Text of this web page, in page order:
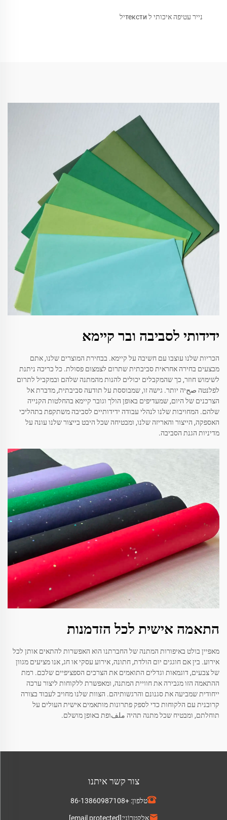
נייר עטיפה איכותי ל текстиיל
ידידותי לסביבה ובר קיימא
הכריות שלנו עוצבו עם חשיבה על קיימא. בבחירת המוצרים שלנו, אתם
מבצעים בחירה אחראית סביבתית שתרום לצמצום פסולת. כל כריכה ניתנת
לשימוש חוזר, כך שהמקבלים יכולים להנות מהמתנה שלהם ובמקביל לתרום
לפלנטה صحיה יותר. גישה זו, שמבוססת על תודעה סביבתית, מדברת אל
הצרכנים של היום, שמעדיפים באופן הולך וגובר קיימא בהחלטות הקנייה
שלהם. המחויבות שלנו לנהלי עבודה ידידותיים לסביבה משתקפת בתהליכי
האספקה, הייצור והאריזה שלנו, ומבטיחה שכל היבט בייצור שלנו עונה על
מדיניות הגנת הסביבה.
התאמה אישית לכל הזדמנות
מאפיין בולט באיפורות המתנה של החברתנו הוא האפשרות להתאים אותן לכל
אירוע. בין אם חוגגים יום הולדת, חתונה, אירוע עסקי או חג, אנו מציעים מגוון
של צבעים, דוגמאות וגדלים התואמים את הצרכים הספציפיים שלכם. רמת
ההתאמה הזו מגבירה את חוויית המתנה, ומאפשרת ללקוחות ליצור ערכה
ייחודית שמביעה את סגנונם והרגשותיהם. הצוות שלנו מחויב לעבוד בצורה
קרובנית עם הלקוחות כדי לספק פתרונות מותאמים אישית העולים על
תוחלתם, ומבטיח שכל מתנה תהיה ملفופת באופן מושלם.
צור קשר איתנו
טלפון: +86-13860987108
אֶלֶקטרוֹנִי:[email protected]